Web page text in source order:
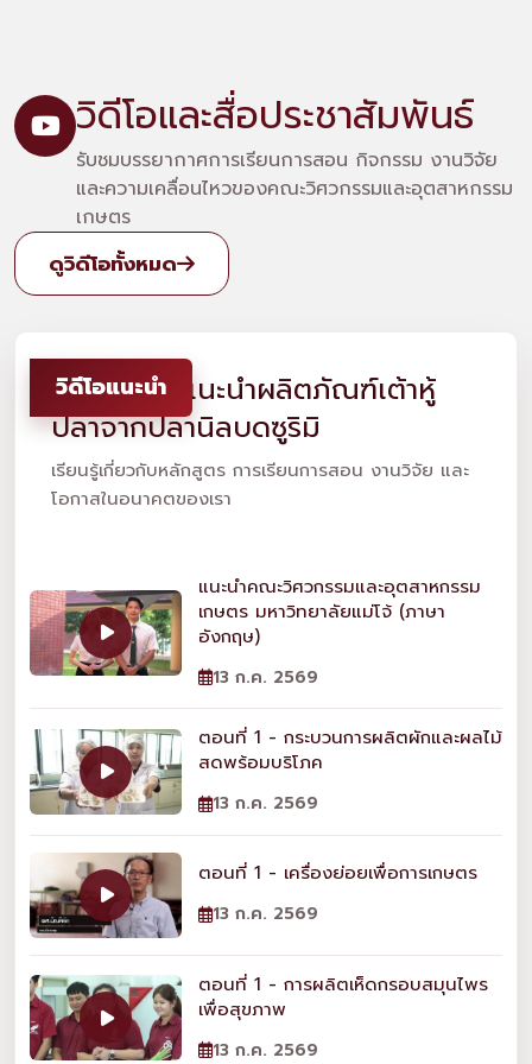
วิดีโอและสื่อประชาสัมพันธ์
รับชมบรรยากาศการเรียนการสอน กิจกรรม งานวิจัย
และความเคลื่อนไหวของคณะวิศวกรรมและอุตสาหกรรม
เกษตร
ดูวิดีโอทั้งหมด
วิดีโอแนะนำ
ตอนที่ 1 - แนะนำผลิตภัณฑ์เต้าหู้
ปลาจากปลานิลบดซูริมิ
เรียนรู้เกี่ยวกับหลักสูตร การเรียนการสอน งานวิจัย และ
โอกาสในอนาคตของเรา
แนะนำคณะวิศวกรรมและอุตสาหกรรม
เกษตร มหาวิทยาลัยแม่โจ้ (ภาษา
อังกฤษ)
13 ก.ค. 2569
ตอนที่ 1 - กระบวนการผลิตผักและผลไม้
สดพร้อมบริโภค
13 ก.ค. 2569
ตอนที่ 1 - เครื่องย่อยเพื่อการเกษตร
13 ก.ค. 2569
ตอนที่ 1 - การผลิตเห็ดกรอบสมุนไพร
เพื่อสุขภาพ
13 ก.ค. 2569